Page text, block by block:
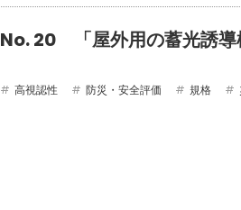
No. 20 「屋外用の蓄光誘導
高視認性 防災・安全評価 規格